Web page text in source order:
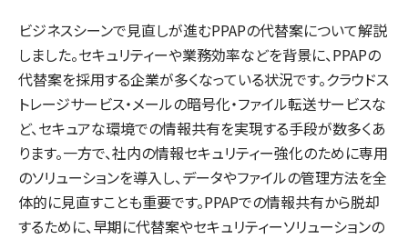
ビジネスシーンで見直しが進むPPAPの代替案について解説
しました。セキュリティーや業務効率などを背景に、PPAPの
代替案を採用する企業が多くなっている状況です。クラウドス
トレージサービス・メールの暗号化・ファイル転送サービスな
ど、セキュアな環境での情報共有を実現する手段が数多くあ
ります。一方で、社内の情報セキュリティー強化のために専用
のソリューションを導入し、データやファイルの管理方法を全
体的に見直すことも重要です。PPAPでの情報共有から脱却
するために、早期に代替案やセキュリティーソリューションの